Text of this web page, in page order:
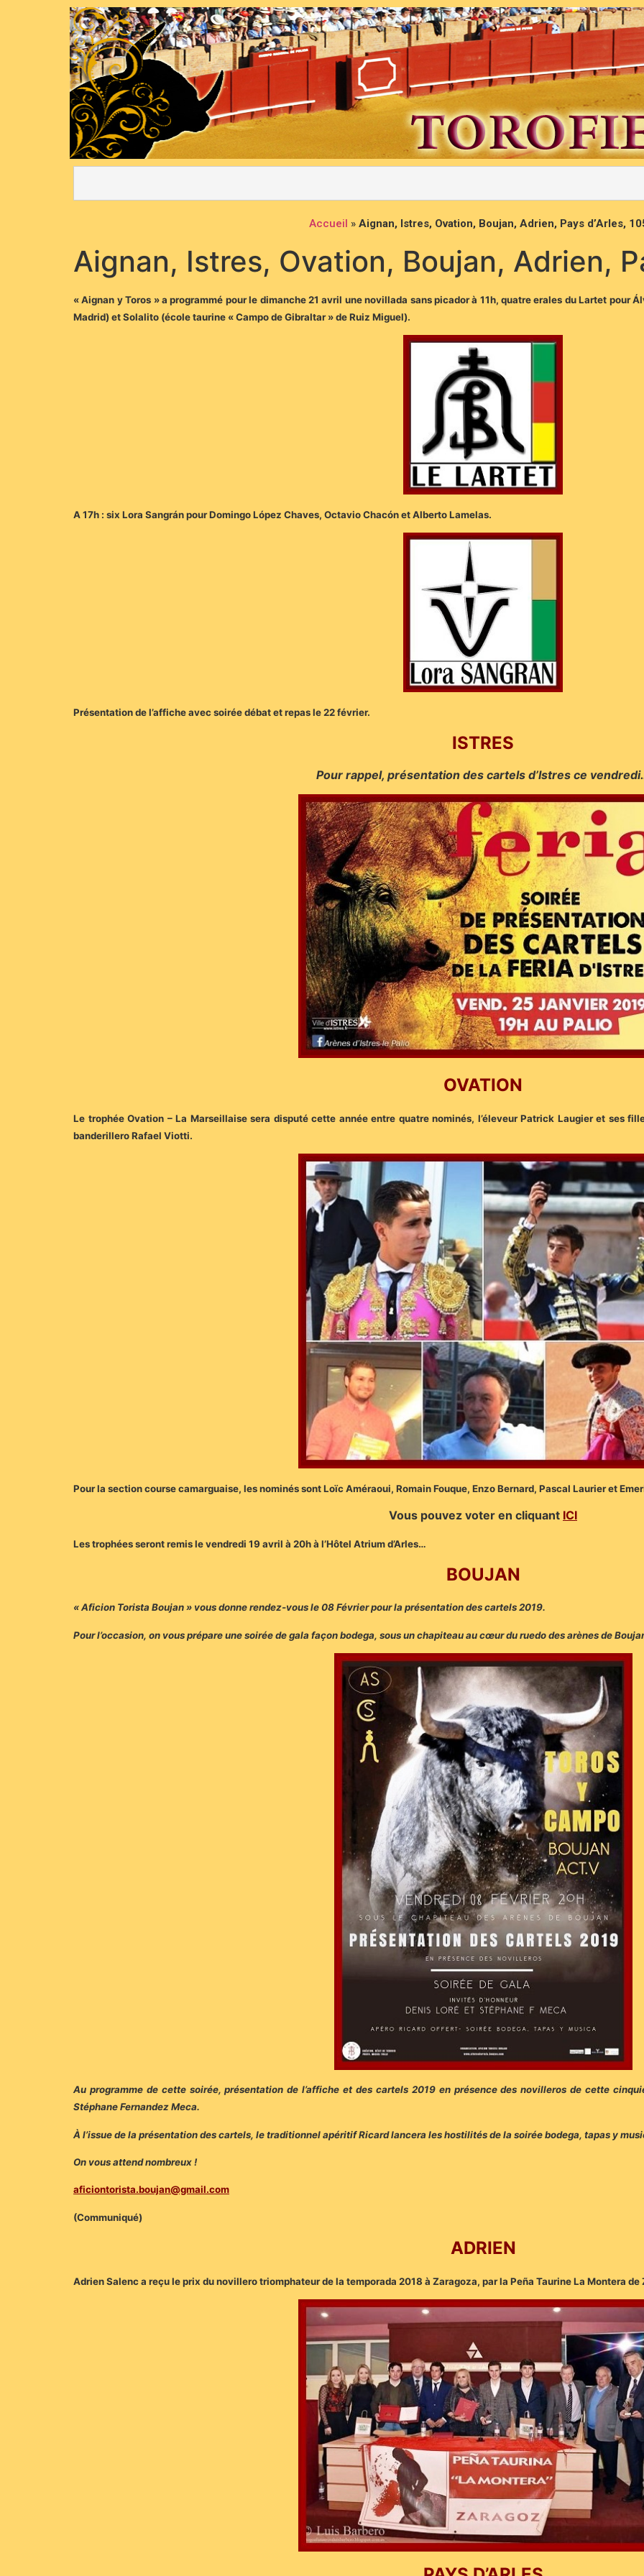
Accueil » Aignan, Istres, Ovation, Boujan, Adrien, Pays d’Arles,
Aignan, Istres, Ovation, Boujan, Adrien,
« Aignan y Toros » a programmé pour le dimanche 21 avril une novillada sans picador à 11h, quatre erales du Lartet pour
Madrid) et Solalito (école taurine « Campo de Gibraltar » de Ruiz Miguel).
A 17h : six Lora Sangrán pour Domingo López Chaves, Octavio Chacón et Alberto Lamelas.
Présentation de l’affiche avec soirée débat et repas le 22 février.
ISTRES
Pour rappel, présentation des cartels d’Istres ce
OVATION
Le trophée Ovation – La Marseillaise sera disputé cette année entre quatre nominés, l’éleveur Patrick Laugier et ses
banderillero Rafael Viotti.
Pour la section course camarguaise, les nominés sont Loïc Améraoui, Romain Fouque, Enzo Bernard, Pascal Laurier et
Vous pouvez voter en cliquant ICI
Les trophées seront remis le vendredi 19 avril à 20h à l’Hôtel Atrium d’Arles…
BOUJAN
« Aficion Torista Boujan » vous donne rendez-vous le 08 Février pour la présentation des cartels 2019.
Pour l’occasion, on vous prépare une soirée de gala façon bodega, sous un chapiteau au cœur du ruedo des arènes de
Au programme de cette soirée, présentation de l’affiche et des cartels 2019 en présence des novilleros de cette
Stéphane Fernandez Meca.
À l’issue de la présentation des cartels, le traditionnel apéritif Ricard lancera les hostilités de la soirée bodega, tapas y
On vous attend nombreux !
aficiontorista.boujan@gmail.com
(Communiqué)
ADRIEN
Adrien Salenc a reçu le prix du novillero triomphateur de la temporada 2018 à Zaragoza, par la Peña Taurine La Montera de